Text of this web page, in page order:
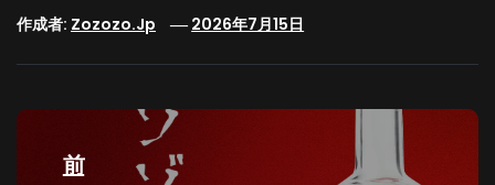
作成者: Zozozo.jp 2026年7月15日
投
前